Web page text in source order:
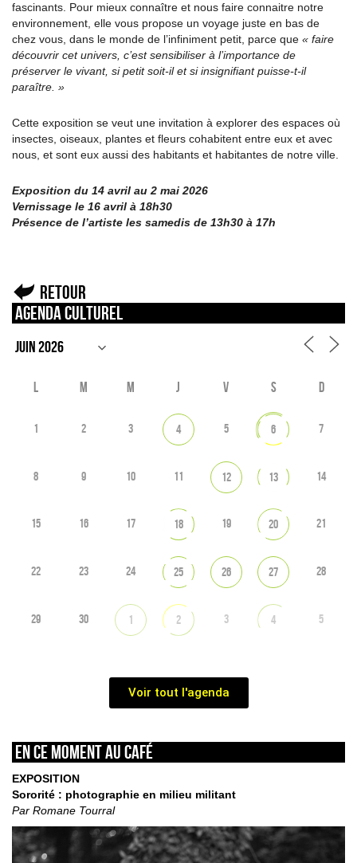
fascinants. Pour mieux connaître et nous faire connaitre notre
environnement, elle vous propose un voyage juste en bas de
chez vous, dans le monde de l’infiniment petit, parce que « faire
découvrir cet univers, c’est sensibiliser à l’importance de
préserver le vivant, si petit soit-il et si insignifiant puisse-t-il
paraître. »
Cette exposition se veut une invitation à explorer des espaces où
insectes, oiseaux, plantes et fleurs cohabitent entre eux et avec
nous, et sont eux aussi des habitants et habitantes de notre ville.
Exposition du 14 avril au 2 mai 2026
Vernissage le 16 avril à 18h30
Présence de l’artiste les samedis de 13h30 à 17h
Retour
Agenda culturel
L M M J V S D
1 2 3 4 5 6 7
8 9 10 11 12 13 14
15 16 17 18 19 20 21
22 23 24 25 26 27 28
29 30 1 2 3 4 5
Voir tout l'agenda
En ce moment au café
EXPOSITION
Sororité : photographie en milieu militant
Par Romane Tourral